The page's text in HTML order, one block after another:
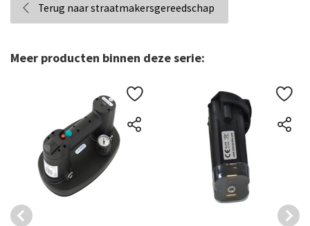
Terug naar straatmakersgereedschap
Meer producten binnen deze serie: